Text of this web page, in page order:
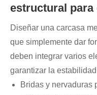
estructural para
Diseñar una carcasa
que simplemente dar
deben integrar varios
garantizar la
Bridas y nervaduras